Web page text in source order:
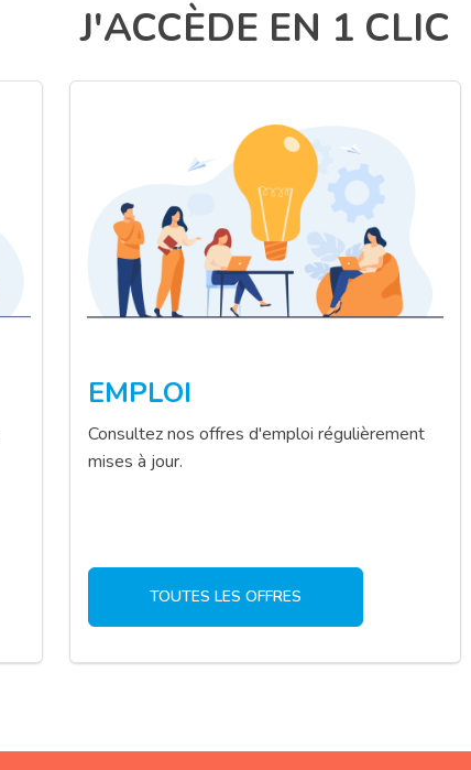
J'ACCÈDE EN 1 CLIC
EMPLOI
Consultez nos offres d'emploi régulièrement
mises à jour.
TOUTES LES OFFRES